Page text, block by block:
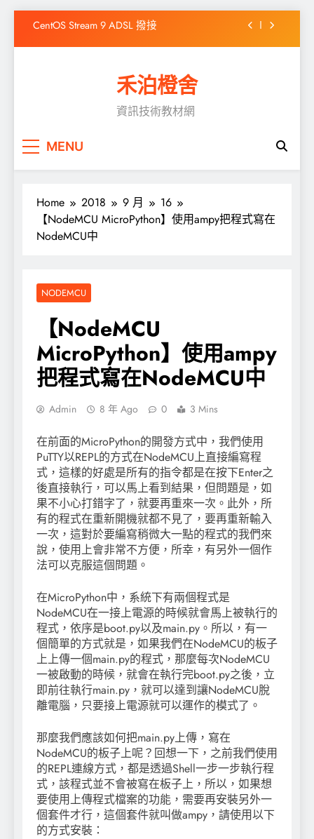
content
CentOS Stream 9 ADSL 撥接
高效靜態網站產生器 Hugo 簡介
如何在Windows 10 安裝Chocolatey
CentOS Stream 9 ADSL 撥接
WordPress出現「前往的連結已到期」之解決
禾泊橙舍
資訊技術教材網
MENU
Home 2018 9 月
16
【NodeMCU MicroPython】使用ampy把程式寫在
NodeMCU中
NODEMCU
【NodeMCU
MicroPython】使用ampy
把程式寫在NodeMCU中
Admin 8 年 Ago 0 3 Mins
在前面的MicroPython的開發方式中，我們使用
PuTTY以REPL的方式在NodeMCU上直接編寫程
式，這樣的好處是所有的指令都是在按下Enter之
後直接執行，可以馬上看到結果，但問題是，如
果不小心打錯字了，就要再重來一次。此外，所
有的程式在重新開機就都不見了，要再重新輸入
一次，這對於要編寫稍微大一點的程式的我們來
說，使用上會非常不方便，所幸，有另外一個作
法可以克服這個問題。
在MicroPython中，系統下有兩個程式是
NodeMCU在一接上電源的時候就會馬上被執行的
程式，依序是boot.py以及main.py。所以，有一
個簡單的方式就是，如果我們在NodeMCU的板子
上上傳一個main.py的程式，那麼每次NodeMCU
一被啟動的時候，就會在執行完boot.py之後，立
即前往執行main.py，就可以達到讓NodeMCU脫
離電腦，只要接上電源就可以運作的模式了。
那麼我們應該如何把main.py上傳，寫在
NodeMCU的板子上呢？回想一下，之前我們使用
的REPL連線方式，都是透過Shell一步一步執行程
式，該程式並不會被寫在板子上，所以，如果想
要使用上傳程式檔案的功能，需要再安裝另外一
個套件才行，這個套件就叫做ampy，請使用以下
的方式安裝：